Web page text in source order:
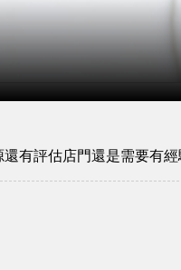
有評估店門還是需要有經